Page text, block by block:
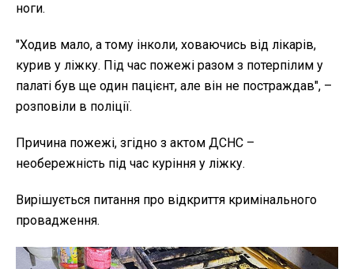
ноги.
"Ходив мало, а тому інколи, ховаючись від лікарів,
курив у ліжку. Під час пожежі разом з потерпілим у
палаті був ще один пацієнт, але він не постраждав", –
розповіли в поліції.
Причина пожежі, згідно з актом ДСНС –
необережність під час куріння у ліжку.
Вирішується питання про відкриття кримінального
провадження.